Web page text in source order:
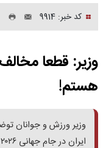
کد خبر: 9914
وزیر: قطعا
هستم!
وزیر ورزش و جوانان
ایران در جام جهانی ۲۰۲۶ ارائه داد.